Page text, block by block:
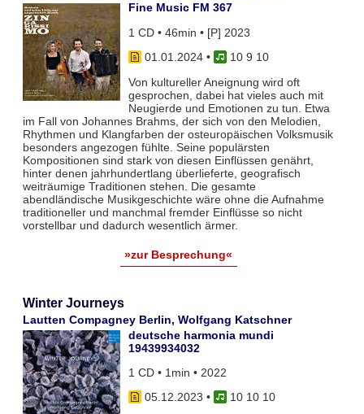
Fine Music FM 367
1 CD • 46min • [P] 2023
01.01.2024•
10 9 10
Von kultureller Aneignung wird oft
gesprochen, dabei hat vieles auch mit
Neugierde und Emotionen zu tun. Etwa
im Fall von Johannes Brahms, der sich von den Melodien,
Rhythmen und Klangfarben der osteuropäischen Volksmusik
besonders angezogen fühlte. Seine populärsten
Kompositionen sind stark von diesen Einflüssen genährt,
hinter denen jahrhundertlang überlieferte, geografisch
weiträumige Traditionen stehen. Die gesamte
abendländische Musikgeschichte wäre ohne die Aufnahme
traditioneller und manchmal fremder Einflüsse so nicht
vorstellbar und dadurch wesentlich ärmer.
»zur Besprechung«
Winter Journeys
Lautten Compagney Berlin, Wolfgang Katschner
deutsche harmonia mundi
19439934032
1 CD • 1min • 2022
05.12.2023 •
10 10 10